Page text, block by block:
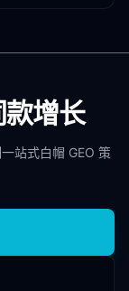
增长
站式白帽 GEO 策